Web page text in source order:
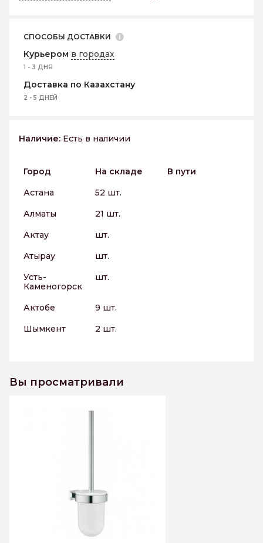
СПОСОБЫ ДОСТАВКИ
Курьером в городах
1 - 3 ДНЯ
Доставка по Казахстану
2 - 5 ДНЕЙ
Наличие: Есть в наличии
Город На складе
В пути
Астана
52 шт.
Алматы
21 шт.
Актау
шт.
Атырау
шт.
Усть-
Каменогорск
шт.
Актобе
9 шт.
Шымкент
2 шт.
Вы просматривали